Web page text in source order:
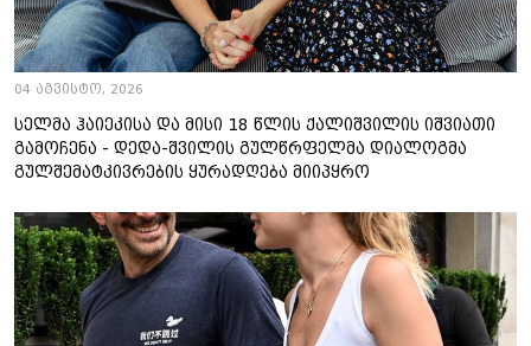
04 აგვისტო, 2026
სელმა ჰაიეკისა და მისი 18 წლის ქალიშვილის იშვიათი
გამოჩენა - დედა-შვილის გულწრფელმა დიალოგმა
გულშემატკივრების ყურადღება მიიპყრო